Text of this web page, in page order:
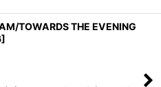
TOWARDS THE EVENING
]